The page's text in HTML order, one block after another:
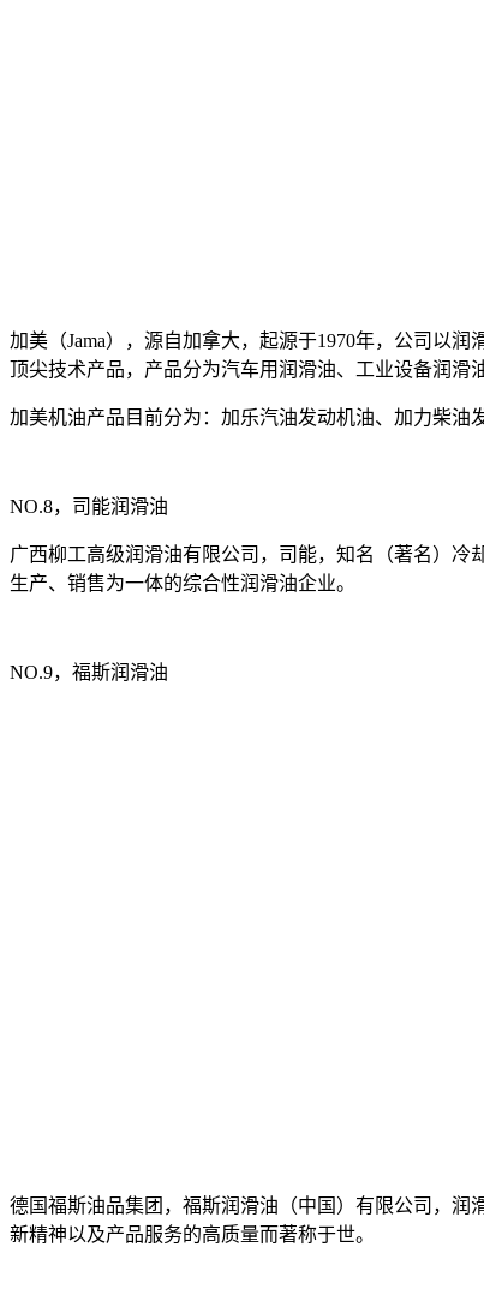
加美（Jama），源自加拿大，起源于1970年，公司以
顶尖技术产品，产品分为汽车用润滑油、工业设备润滑
加美机油产品目前分为：加乐汽油发动机油、加力柴油
NO.8，司能润滑油
广西柳工高级润滑油有限公司，司能，知名（著名）冷
生产、销售为一体的综合性润滑油企业。
NO.9，福斯润滑油
德国福斯油品集团，福斯润滑油（中国）有限公司，润
新精神以及产品服务的高质量而著称于世。